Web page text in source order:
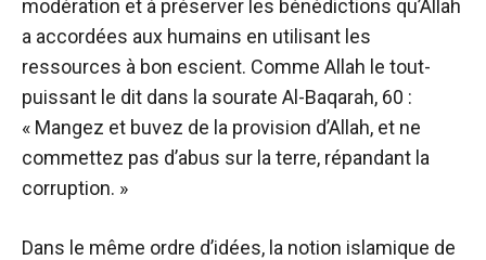
modération et à préserver les bénédictions qu’Allah
a accordées aux humains en utilisant les
ressources à bon escient. Comme Allah le tout-
puissant le dit dans la sourate Al-Baqarah, 60 :
« Mangez et buvez de la provision d’Allah, et ne
commettez pas d’abus sur la terre, répandant la
corruption. »
Dans le même ordre d’idées, la notion islamique de